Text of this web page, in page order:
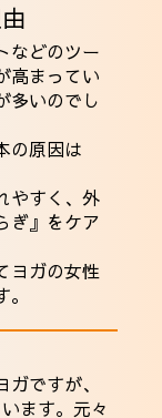
などのツー
高まってい
多いのでし
の原因は
やすく、外
ぎ』をケア
ヨガの女性
ですが、
ます。元々